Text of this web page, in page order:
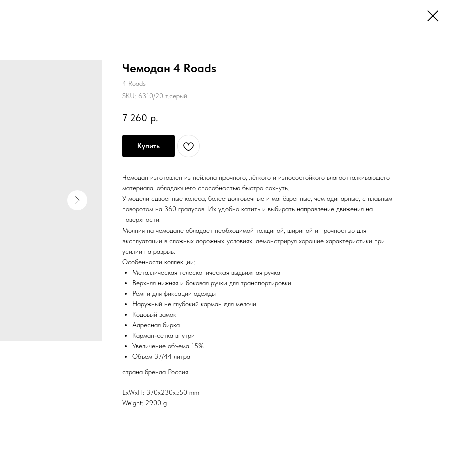
Чемодан 4 Roads
4 Roads
SKU: 6310/20 т.серый
7 260 р.
Купить
Чемодан изготовлен из нейлона прочного, лёгкого и износостойкого влагоотталкивающего
материала, обладающего способностью быстро сохнуть.
У модели сдвоенные колеса, более долговечные и манёвренные, чем одинарные, с плавным
поворотом на 360 градусов. Их удобно катить и выбирать направление движения на
поверхности.
Молния на чемодане обладает необходимой толщиной, шириной и прочностью для
эксплуатации в сложных дорожных условиях, демонстрируя хорошие характеристики при
усилии на разрыв.
Особенности коллекции:
Металлическая телескопическая выдвижная ручка
Верхняя нижняя и боковая ручки для транспортировки
Ремни для фиксации одежды
Наружный не глубокий карман для мелочи
Кодовый замок
Адресная бирка
Карман-сетка внутри
Увеличение объема 15%
Объем 37/44 литра
страна бренда Россия
LxWxH: 370x230x550 mm
Weight: 2900 g